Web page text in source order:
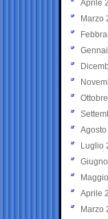
Aprile
Marzo
Luglio
Aprile
Marzo